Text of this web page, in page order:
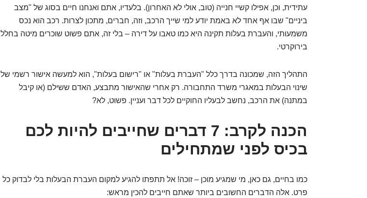
עתידית, וכן, אפילו קשיי חנייה (טוב, אולי לא האחרון). בלעדיו, אתם ואנחנו חיים בסוג של "מצב
ביניים" שבו אף אחד לא באמת יודע למי שייך הרכב, וזה, חברים, מתכון לצרות. רכב הוא נכס
משמעותי, והעברת בעלות תקינה היא כמו טאבו על דירה – בלי זה, אתם פשוט שוכרים מיטה בחלל
בירוקרטי.
התהליך הזה, שמכונה בדרך כלל "העברת בעלות" או "רישום בעלות", הוא למעשה אישור רשמי של
שינוי הבעלות במאגרי משרד התחבורה. רק אחרי שהאישור מתבצע, האדם ששילם (או קיבל
במתנה) את הרכב, נחשב לבעליו החוקיים לכל דבר ועניין. פשוט, לא?
הכנה לקרב: 7 דברים שחייבים להיות לכם
בכיס לפני שמתחילים
כמו בחיים, גם כאן, מי שמגיע מוכן – זוכה! אל תתפתו להגיע למקום העברת הבעלות בלי לבדוק כל
פרט. אלה הדברים החשובים ביותר שאתם חייבים להכין מראש: